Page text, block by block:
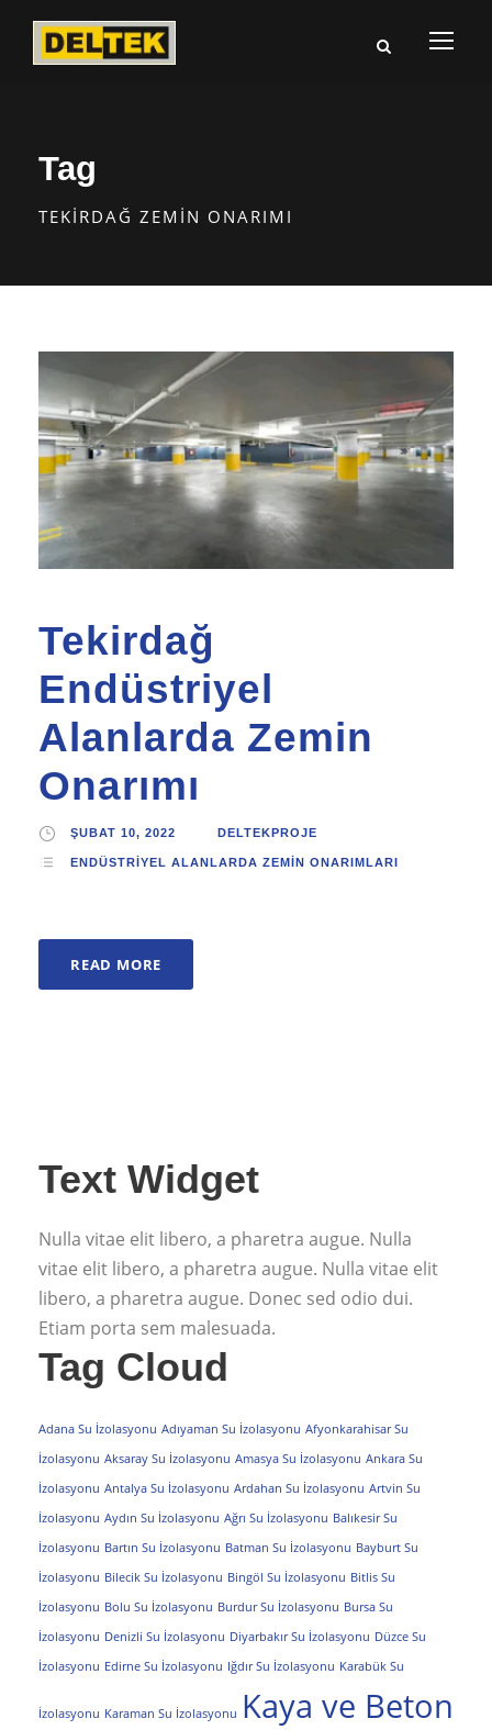
Tag
TEKIRDAĞ ZEMIN ONARIMI
Tekirdağ
Endüstriyel
Alanlarda Zemin
Onarımı
ŞUBAT 10, 2022 DELTEKPROJE
ENDÜSTRIYEL ALANLARDA ZEMIN ONARIMLARI
READ MORE
Text Widget
Nulla vitae elit libero, a pharetra augue. Nulla
vitae elit libero, a pharetra augue. Nulla vitae elit
libero, a pharetra augue. Donec sed odio dui.
Etiam porta sem malesuada.
Tag Cloud
Adana Su İzolasyonu Adıyaman Su İzolasyonu Afyonkarahisar Su
İzolasyonu Aksaray Su İzolasyonu Amasya Su İzolasyonu Ankara Su
İzolasyonu Antalya Su İzolasyonu Ardahan Su İzolasyonu Artvin Su
İzolasyonu Aydın Su İzolasyonu Ağrı Su İzolasyonu Balıkesir Su
İzolasyonu Bartın Su İzolasyonu Batman Su İzolasyonu Bayburt Su
İzolasyonu Bilecik Su İzolasyonu Bingöl Su İzolasyonu Bitlis Su
İzolasyonu Bolu Su İzolasyonu Burdur Su İzolasyonu Bursa Su
İzolasyonu Denizli Su İzolasyonu Diyarbakır Su İzolasyonu Düzce Su
İzolasyonu Edirne Su İzolasyonu Iğdır Su İzolasyonu Karabük Su
İzolasyonu Karaman Su İzolasyonu Kaya ve Beton